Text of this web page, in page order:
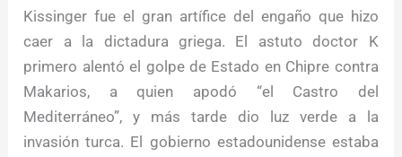
Kissinger fue el gran artífice del engaño que hizo
caer a la dictadura griega. El astuto doctor K
primero alentó el golpe de Estado en Chipre contra
Makarios, a quien apodó “el Castro del
Mediterráneo”, y más tarde dio luz verde a la
invasión turca. El gobierno estadounidense estaba